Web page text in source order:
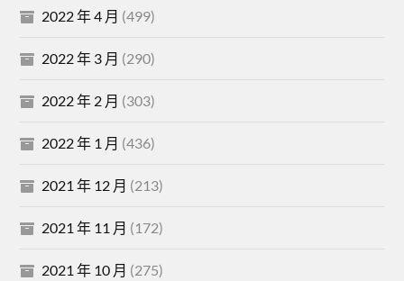
2022 年 4 月 (499)
2022 年 3 月 (290)
2022 年 2 月 (303)
2022 年 1 月 (436)
2021 年 12 月 (213)
2021 年 11 月 (172)
2021 年 10 月 (275)